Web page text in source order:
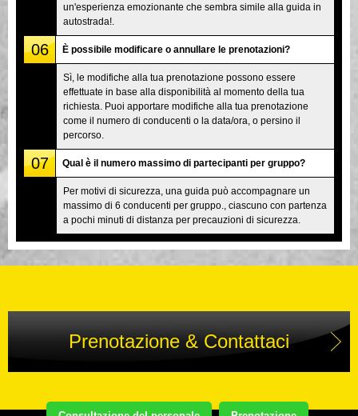
un'esperienza emozionante che sembra simile alla guida in
autostrada!.
06 È possibile modificare o annullare le prenotazioni?
Sì, le modifiche alla tua prenotazione possono essere
effettuate in base alla disponibilità al momento della tua
richiesta. Puoi apportare modifiche alla tua prenotazione
come il numero di conducenti o la data/ora, o persino il
percorso.
07 Qual è il numero massimo di partecipanti per gruppo?
Per motivi di sicurezza, una guida può accompagnare un
massimo di 6 conducenti per gruppo., ciascuno con partenza
a pochi minuti di distanza per precauzioni di sicurezza.
Prenotazione & Contattaci